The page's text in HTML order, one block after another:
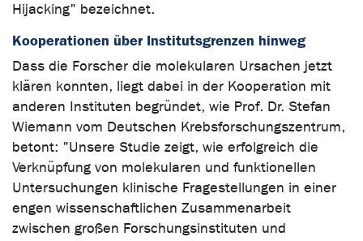
Hijacking" bezeichnet.
Kooperationen über Institutsgrenzen hinweg
Dass die Forscher die molekularen Ursachen jetzt
klären konnten, liegt dabei in der Kooperation mit
anderen Instituten begründet, wie Prof. Dr. Stefan
Wiemann vom Deutschen Krebsforschungszentrum,
betont: "Unsere Studie zeigt, wie erfolgreich die
Verknüpfung von molekularen und funktionellen
Untersuchungen klinische Fragestellungen in einer
engen wissenschaftlichen Zusammenarbeit
zwischen großen Forschungsinstituten und